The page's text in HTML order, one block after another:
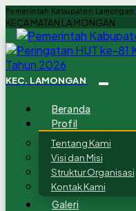
Pemerintah Kabupaten Lamongan
KECAMATAN LAMONGAN
KEC. LAMONGAN
Beranda
Profil
Tentang Kami
Visi dan Misi
Struktur Organisasi
Kontak Kami
Galeri